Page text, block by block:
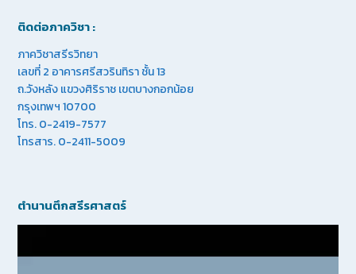
ติดต่อภาควิชา :
ภาควิชาสรีรวิทยา
เลขที่ 2 อาคารศรีสวรินทิรา ชั้น 13
ถ.วังหลัง แขวงศิริราช เขตบางกอกน้อย
กรุงเทพฯ 10700
โทร. 0-2419-7577
โทรสาร. 0-2411-5009
ตำนานตึกสรีรศาสตร์